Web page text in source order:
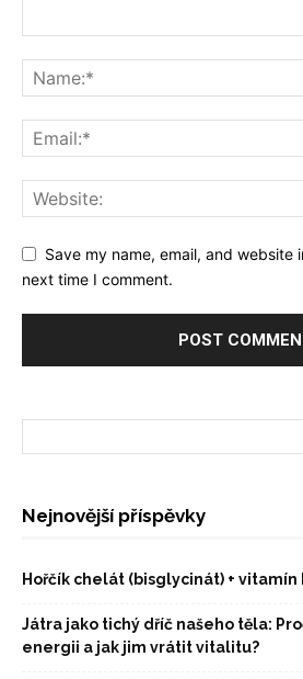
Save my name, email, and website
next time I comment.
Nejnovější příspěvky
Hořčík chelát (bisglycinát) + vitamín
Játra jako tichý dříč našeho těla:
energii a jak jim vrátit vitalitu?